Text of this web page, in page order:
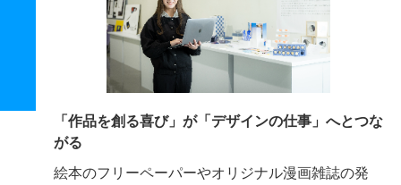
「作品を創る喜び」が「デザインの仕事」へとつな
がる
絵本のフリーペーパーやオリジナル漫画雑誌の発